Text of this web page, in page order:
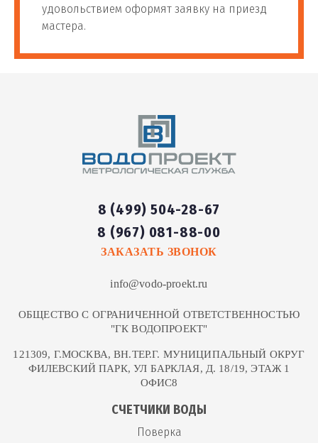
удовольствием оформят заявку на приезд
мастера.
8 (499) 504-28-67
8 (967) 081-88-00
ЗАКАЗАТЬ ЗВОНОК
info@vodo-proekt.ru
ОБЩЕСТВО С ОГРАНИЧЕННОЙ ОТВЕТСТВЕННОСТЬЮ
"ГК ВОДОПРОЕКТ"
121309, Г.МОСКВА, ВН.ТЕР.Г. МУНИЦИПАЛЬНЫЙ ОКРУГ
ФИЛЕВСКИЙ ПАРК, УЛ БАРКЛАЯ, Д. 18/19, ЭТАЖ 1
ОФИС8
СЧЕТЧИКИ ВОДЫ
Поверка